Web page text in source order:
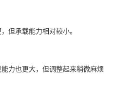
但承载能力相对较小。
力也更大，但调整起来稍微麻烦